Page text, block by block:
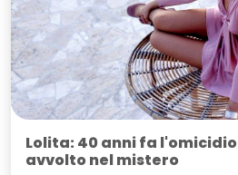
Lolita: 40 anni fa
avvolto nel mistero